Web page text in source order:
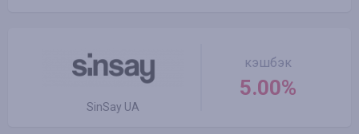
SinSay UA
кэшбэк
5.00%